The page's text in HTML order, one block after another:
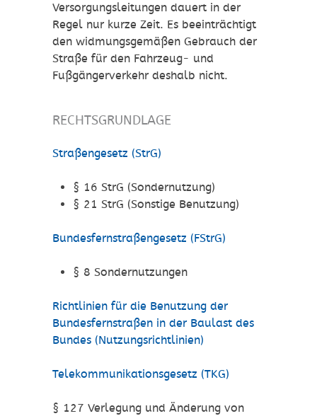
Versorgungsleitungen dauert in der
Regel nur kurze Zeit. Es beeinträchtigt
den widmungsgemäßen Gebrauch der
Straße für den Fahrzeug- und
Fußgängerverkehr deshalb nicht.
RECHTSGRUNDLAGE
Straßengesetz (StrG)
§ 16 StrG (Sondernutzung)
§ 21 StrG (Sonstige Benutzung)
Bundesfernstraßengesetz (FStrG)
§ 8 Sondernutzungen
Richtlinien für die Benutzung der
Bundesfernstraßen in der Baulast des
Bundes (Nutzungsrichtlinien)
Telekommunikationsgesetz (TKG)
§ 127 Verlegung und Änderung von